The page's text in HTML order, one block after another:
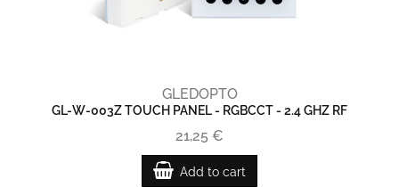
GLEDOPTO
GL-W-003Z TOUCH PANEL - RGBCCT - 2.4 GHZ RF
21,25 €
Add to cart